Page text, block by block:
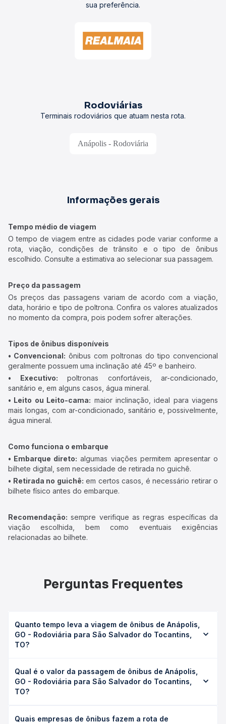
sua preferência.
Rodoviárias
Terminais rodoviários que atuam nesta rota.
Anápolis - Rodoviária
Informações gerais
Tempo médio de viagem
O tempo de viagem entre as cidades pode variar conforme a
rota, viação, condições de trânsito e o tipo de ônibus
escolhido. Consulte a estimativa ao selecionar sua passagem.
Preço da passagem
Os preços das passagens variam de acordo com a viação,
data, horário e tipo de poltrona. Confira os valores atualizados
no momento da compra, pois podem sofrer alterações.
Tipos de ônibus disponíveis
• Convencional: ônibus com poltronas do tipo convencional
geralmente possuem uma inclinação até 45º e banheiro.
• Executivo: poltronas confortáveis, ar-condicionado,
sanitário e, em alguns casos, água mineral.
• Leito ou Leito-cama: maior inclinação, ideal para viagens
mais longas, com ar-condicionado, sanitário e, possivelmente,
água mineral.
Como funciona o embarque
• Embarque direto: algumas viações permitem apresentar o
bilhete digital, sem necessidade de retirada no guichê.
• Retirada no guichê: em certos casos, é necessário retirar o
bilhete físico antes do embarque.
Recomendação: sempre verifique as regras específicas da
viação escolhida, bem como eventuais exigências
relacionadas ao bilhete.
Perguntas Frequentes
Quanto tempo leva a viagem de ônibus de Anápolis,
GO - Rodoviária para São Salvador do Tocantins,
TO?
São Salvador do Tocantins, TO leva em média 6h 25min,
podendo variar conforme a viação, o tipo de serviço
(convencional, executivo ou leito) e as condições de
Qual é o valor da passagem de ônibus de Anápolis,
GO - Rodoviária para São Salvador do Tocantins,
TO?
Rodoviária para São Salvador do Tocantins, TO custa em
Quais empresas de ônibus fazem a rota de